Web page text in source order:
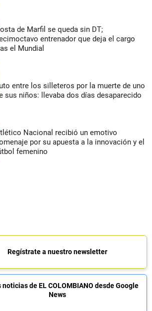
de Marfil se queda sin DT;
entrenador que deja el cargo
el Mundial
entre los silleteros por la muerte de uno
sus niños: llevaba dos días desaparecido
Nacional recibió un emotivo
por su apuesta a la innovación y el
femenino
Regístrate a nuestro newsletter
noticias de EL COLOMBIANO desde Google
News